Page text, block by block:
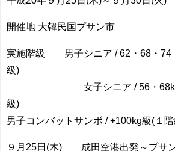
開催地 大韓民国プサン市
実施階級 男子シニア / 62・68・74
級)
女子シニア / 56・68kg
級)
男子コンバットサンボ / +100kg級(１
９月25日(木) 成田空港出発～プサ